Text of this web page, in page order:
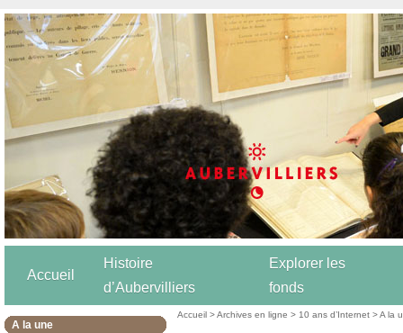
Accueil
Histoire
d’Aubervilliers
Explorer les
fonds
A la une
Accueil >Archives en ligne > 10 ans d’Internet >A la